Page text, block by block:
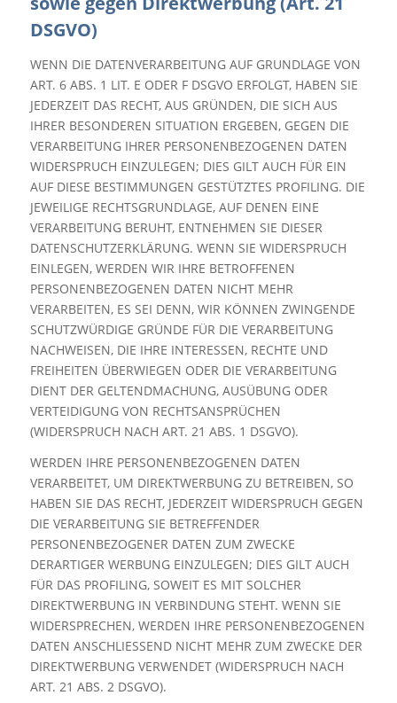
DSGVO)
WENN DIE DATENVERARBEITUNG AUF GRUNDLAGE VON
ART. 6 ABS. 1 LIT. E ODER F DSGVO ERFOLGT, HABEN SIE
JEDERZEIT DAS RECHT, AUS GRÜNDEN, DIE SICH AUS
IHRER BESONDEREN SITUATION ERGEBEN, GEGEN DIE
VERARBEITUNG IHRER PERSONENBEZOGENEN DATEN
WIDERSPRUCH EINZULEGEN; DIES GILT AUCH FÜR EIN
AUF DIESE BESTIMMUNGEN GESTÜTZTES PROFILING. DIE
JEWEILIGE RECHTSGRUNDLAGE, AUF DENEN EINE
VERARBEITUNG BERUHT, ENTNEHMEN SIE DIESER
DATENSCHUTZERKLÄRUNG. WENN SIE WIDERSPRUCH
EINLEGEN, WERDEN WIR IHRE BETROFFENEN
PERSONENBEZOGENEN DATEN NICHT MEHR
VERARBEITEN, ES SEI DENN, WIR KÖNNEN ZWINGENDE
SCHUTZWÜRDIGE GRÜNDE FÜR DIE VERARBEITUNG
NACHWEISEN, DIE IHRE INTERESSEN, RECHTE UND
FREIHEITEN ÜBERWIEGEN ODER DIE VERARBEITUNG
DIENT DER GELTENDMACHUNG, AUSÜBUNG ODER
VERTEIDIGUNG VON RECHTSANSPRÜCHEN
(WIDERSPRUCH NACH ART. 21 ABS. 1 DSGVO).
WERDEN IHRE PERSONENBEZOGENEN DATEN
VERARBEITET, UM DIREKTWERBUNG ZU BETREIBEN, SO
HABEN SIE DAS RECHT, JEDERZEIT WIDERSPRUCH GEGEN
DIE VERARBEITUNG SIE BETREFFENDER
PERSONENBEZOGENER DATEN ZUM ZWECKE
DERARTIGER WERBUNG EINZULEGEN; DIES GILT AUCH
FÜR DAS PROFILING, SOWEIT ES MIT SOLCHER
DIREKTWERBUNG IN VERBINDUNG STEHT. WENN SIE
WIDERSPRECHEN, WERDEN IHRE PERSONENBEZOGENEN
DATEN ANSCHLIESSEND NICHT MEHR ZUM ZWECKE DER
DIREKTWERBUNG VERWENDET (WIDERSPRUCH NACH
ART. 21 ABS. 2 DSGVO).